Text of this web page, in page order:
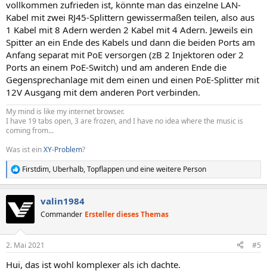
vollkommen zufrieden ist, könnte man das einzelne LAN-
Kabel mit zwei RJ45-Splittern gewissermaßen teilen, also aus
1 Kabel mit 8 Adern werden 2 Kabel mit 4 Adern. Jeweils ein
Spitter an ein Ende des Kabels und dann die beiden Ports am
Anfang separat mit PoE versorgen (zB 2 Injektoren oder 2
Ports an einem PoE-Switch) und am anderen Ende die
Gegensprechanlage mit dem einen und einen PoE-Splitter mit
12V Ausgang mit dem anderen Port verbinden.
My mind is like my internet browser.
I have 19 tabs open, 3 are frozen, and I have no idea where the music is
coming from...
Was ist einXY-Problem?
R
e
k
t
e
:
Firstdim, Uberhalb,Topflappen und eine weitere Person
valin1984
Commander Ersteller dieses Themas
2. Mai 2021 #5
Hui, das ist wohl komplexer als ich dachte.